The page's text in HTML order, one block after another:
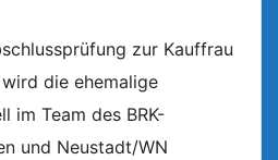
zur Kauffrau
die ehemalige
im Team des BRK-
und Neustadt/WN